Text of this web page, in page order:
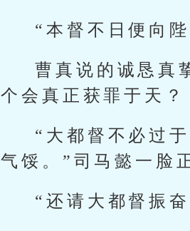
“本督不日便向
曹真说的诚恳真
个会真正获罪于天？
“大都督不必过
气馁。”司马懿一脸
“还请大都督振